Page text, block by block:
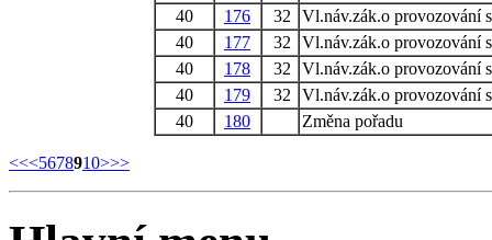
40
176 32
Vl.náv.zák.o provozování
40
177 32
Vl.náv.zák.o provozování
40
178 32
Vl.náv.zák.o provozování
40
179 32
Vl.náv.zák.o provozování
40
180 Změna pořadu
<<<5678910>>>